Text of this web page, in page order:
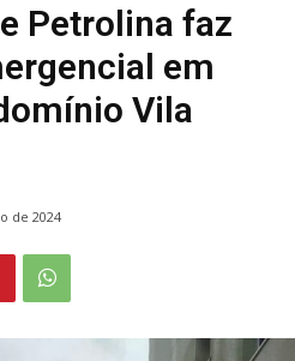
Petrolina faz
em
Vila
de 2024